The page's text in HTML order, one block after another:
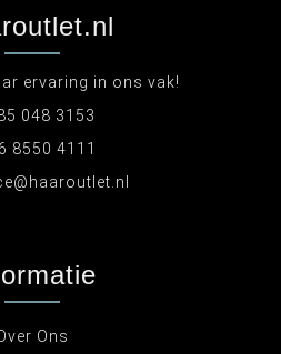
ervaring in ons vak!
048 3153
8550 4111
Ons